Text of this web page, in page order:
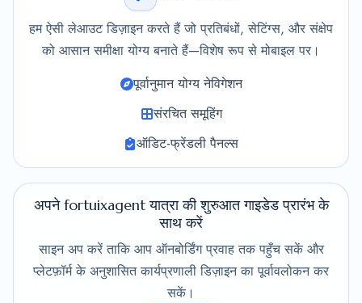
हम ऐसी लेआउट डिज़ाइन करते हैं जो प्रतिबंधों, सेटिंग्स, और संक्षेप
को आसान समीक्षा योग्य बनाते हैं—विशेष रूप से मोबाइल पर।
पूर्वानुमान योग्य नेविगेशन
संरचित समूहिंग
ऑडिट-फ्रेंडली पैनल्स
अपने fortuixagent यात्रा की शुरुआत गाइडेड प्रारंभ के
साथ करें
साइन अप करें ताकि आप ऑनबोर्डिंग प्रवाह तक पहुँच सकें और
प्लेटफ़ॉर्म के अनुशासित कार्यप्रणाली डिज़ाइन का पूर्वावलोकन कर
सकें।